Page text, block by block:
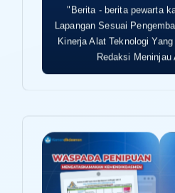
"Berita - berita pewarta
Lapangan Sesuai
Kinerja Alat Teknologi
Redaksi Meninjau